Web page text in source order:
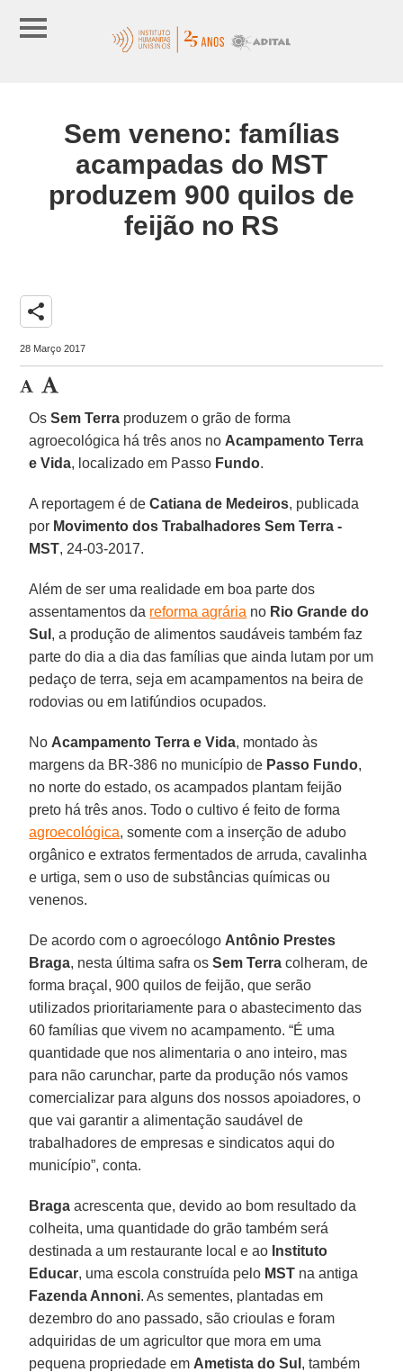
Sem veneno: famílias
acampadas do MST
produzem 900 quilos de
feijão no RS
share
28 Março 2017
OsSem Terra produzem o grão de forma
agroecológica há três anos no Acampamento Terra
e Vida, localizado em Passo Fundo.
A reportagem é deCatiana de Medeiros, publicada
por Movimento dos Trabalhadores Sem Terra -
MST, 24-03-2017.
Além de ser uma realidade em boa parte dos
assentamentos da reforma agrária no Rio Grande do
Sul , a produção de alimentos saudáveis também faz
parte do dia a dia das famílias que ainda lutam por um
pedaço de terra, seja em acampamentos na beira de
rodovias ou em latifúndios ocupados.
No Acampamento Terra e Vida, montado às
margens da BR-386 no município de Passo Fundo,
no norte do estado, os acampados plantam feijão
preto há três anos. Todo o cultivo é feito de forma
agroecológica, somente com a inserção de adubo
orgânico e extratos fermentados de arruda, cavalinha
e urtiga, sem o uso de substâncias químicas ou
venenos.
De acordo com o agroecólogo Antônio Prestes
Braga, nesta última safra osSem Terra colheram, de
forma braçal, 900 quilos de feijão, que serão
utilizados prioritariamente para o abastecimento das
60 famílias que vivem no acampamento. “É uma
quantidade que nos alimentaria o ano inteiro, mas
para não carunchar, parte da produção nós vamos
comercializar para alguns dos nossos apoiadores, o
que vai garantir a alimentação saudável de
trabalhadores de empresas e sindicatos aqui do
município”, conta.
Braga acrescenta que, devido ao bom resultado da
colheita, uma quantidade do grão também será
destinada a um restaurante local e ao Instituto
Educar, uma escola construída pelo MST na antiga
Fazenda Annoni. As sementes, plantadas em
dezembro do ano passado, são crioulas e foram
adquiridas de um agricultor que mora em uma
pequena propriedade em Ametista do Sul , também